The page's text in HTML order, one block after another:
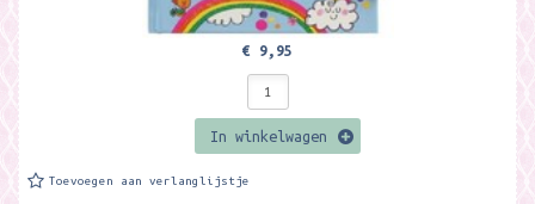
€ 9,95
In winkelwagen
Toevoegen aan verlanglijstje